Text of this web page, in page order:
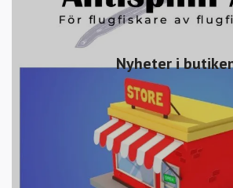
Nyheter i